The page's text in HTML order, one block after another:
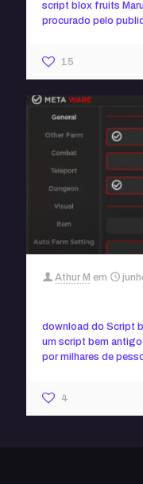
script blox fruits
procurado pelo
15
Athur M em
download do Script
um script bem
por milhares de
4